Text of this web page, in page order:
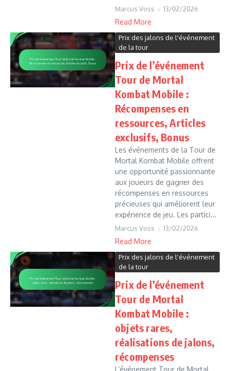
Marcus Voss 13/02/2026
Read More
Prix des jalons de l'événement
de la tour
Prix de l’événement
Tour de Mortal
Kombat Mobile :
Récompenses en
ressources, Articles
exclusifs, Bonus
Les événements de la Tour de
Mortal Kombat Mobile offrent
une opportunité passionnante
aux joueurs de gagner des
récompenses en ressources
précieuses qui améliorent leur
expérience de jeu. Les partici...
Marcus Voss 13/02/2026
Read More
Prix des jalons de l'événement
de la tour
Prix de l’événement
Tour de Mortal
Kombat Mobile :
objets rares,
réalisations de jalons,
récompenses
L’événement Tour de Mortal